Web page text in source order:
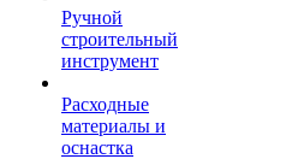
Ручной
строительный
инструмент
Расходные
материалы и
оснастка